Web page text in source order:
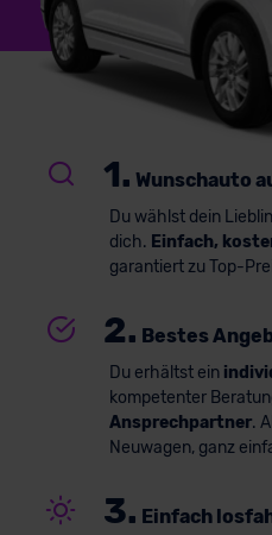
1. Wunschauto
Du wählst dein
dich. Einfach,
garantiert zu Top-
2. Bestes
Du erhältst ein
kompetenter
Ansprechpartner.
Neuwagen, ganz
3. Einfach